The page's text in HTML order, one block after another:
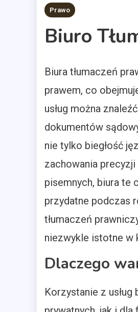
Prawo
Biuro
Biura tłumaczeń
prawem, co
usług można
dokumentów
nie tylko biegłość
zachowania
pisemnych, biura te
przydatne podczas
tłumaczeń
niezwykle istotne w
Dlaczego
Korzystanie z